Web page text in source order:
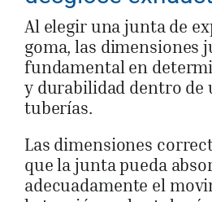
Al elegir una junta de
goma, las dimensiones
fundamental en
y durabilidad dentro de
tuberías.
Las dimensiones
que la junta pueda
adecuadamente el